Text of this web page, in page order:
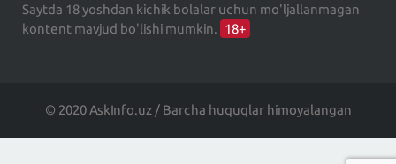
Saytda 18 yoshdan kichik bolalar uchun mo'ljallanmagan
kontent mavjud bo'lishi mumkin. 18+
© 2020 AskInfo.uz / Barcha huquqlar himoyalangan